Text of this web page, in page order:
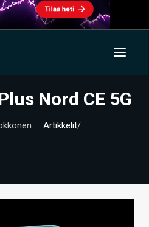
Nord CE 5G
Artikkelit/